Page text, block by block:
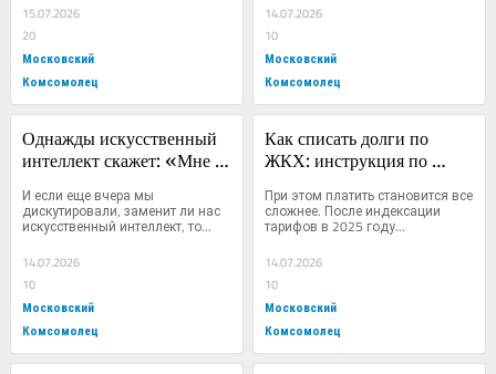
15.07.2026
20
Московский
Комсомолец
14.07.2026
10
Московский
Комсомолец
Однажды искусственный
интеллект скажет: «Мне
И если еще вчера мы
дискутировали, заменит ли нас
искусственный интеллект, то...
14.07.2026
10
Московский
Комсомолец
Как списать долги по
ЖКХ: инструкция по
При этом платить становится все
сложнее. После индексации
тарифов в 2025 году...
14.07.2026
10
Московский
Комсомолец